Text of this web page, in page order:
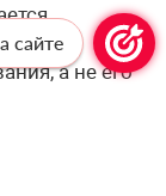
а не его
сайте